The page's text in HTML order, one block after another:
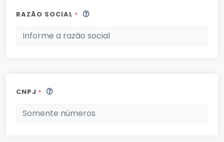
RAZÃO SOCIAL *
CNPJ *